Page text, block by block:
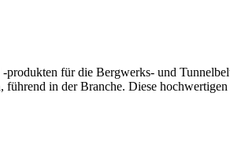
für die Bergwerks- und
in der Branche. Diese